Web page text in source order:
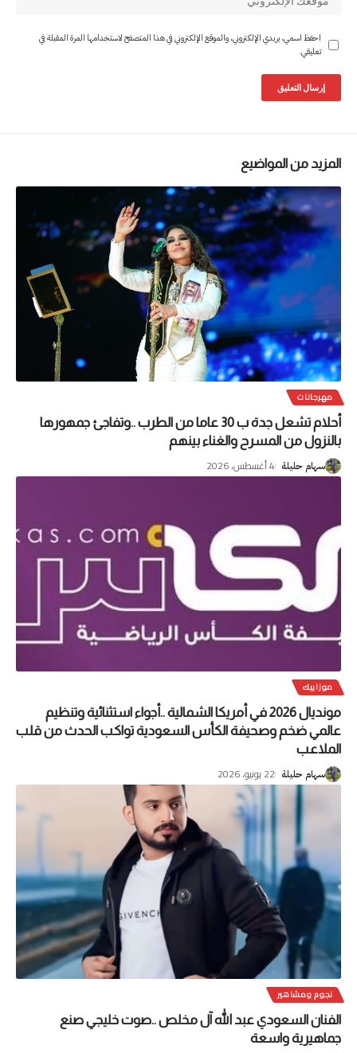
احفظ اسمي، بريدي الإلكتروني، والموقع الإلكتروني في هذا المتصفح لاستخدامها المرة المقبلة في
تعليقي.
المزيد من المواضيع
مهرجانات
أحلام تشعل جدة ب 30 عاما من الطرب ..وتفاجئ جمهورها
بالنزول من المسرح والغناء بينهم
سهام حليلة 4 أغسطس، 2026
موزاييك
مونديال 2026 في أمريكا الشمالية ..أجواء استثنائية وتنظيم
عالمي ضخم وصحيفة الكأس السعودية تواكب الحدث من قلب
الملاعب
سهام حليلة 22 يونيو، 2026
نجوم ومشاهير
الفنان السعودي عبد الله آل مخلص ..صوت خليجي صنع
جماهيرية واسعة